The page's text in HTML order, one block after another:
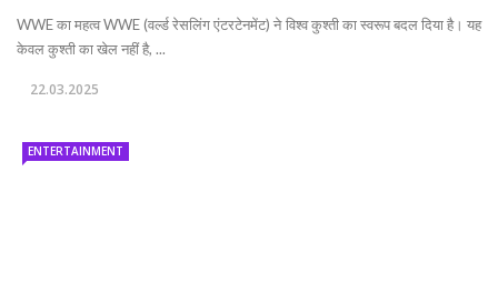
WWE का महत्व WWE (वर्ल्ड रेसलिंग एंटरटेनमेंट) ने विश्व कुश्ती का स्वरूप बदल दिया है। यह
केवल कुश्ती का खेल नहीं है, ...
22.03.2025
ENTERTAINMENT